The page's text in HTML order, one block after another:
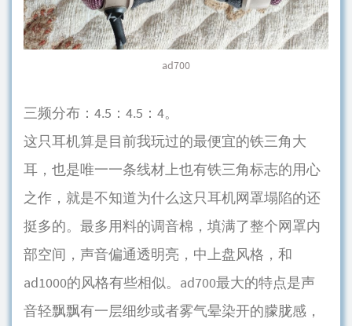
ad700
三频分布：4.5：4.5：4。
这只耳机算是目前我玩过的最便宜的铁三角大
耳，也是唯一一条线材上也有铁三角标志的用心
之作，就是不知道为什么这只耳机网罩塌陷的还
挺多的。最多用料的调音棉，填满了整个网罩内
部空间，声音偏通透明亮，中上盘风格，和
ad1000的风格有些相似。ad700最大的特点是声
音轻飘飘有一层细纱或者雾气晕染开的朦胧感，